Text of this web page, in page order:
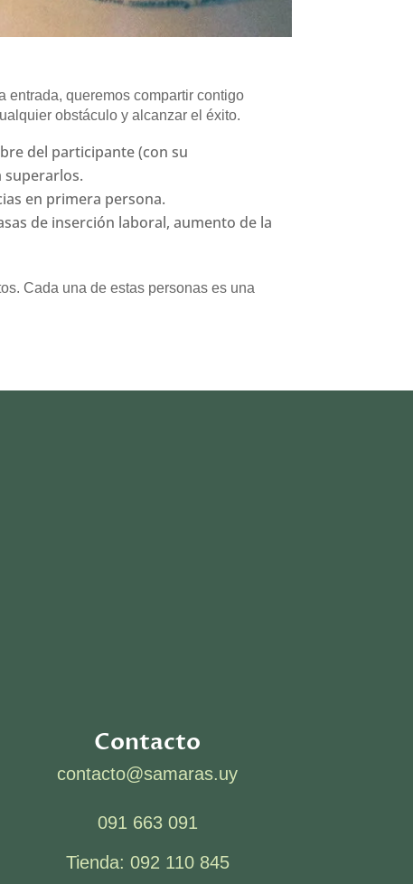
entrada, queremos compartir contigo
obstáculo y alcanzar el éxito.
del participante (con su
superarlos.
en primera persona.
de inserción laboral, aumento de la
Cada una de estas personas es una
Contacto
contacto@samaras.uy
091 663 091
Tienda: 092 110 845